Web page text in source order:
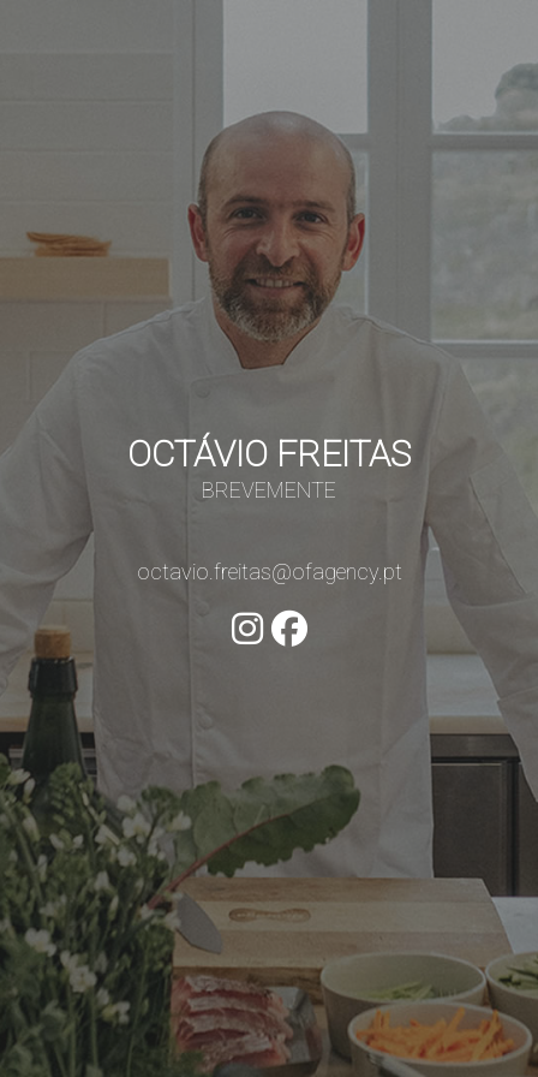
OCTÁVIO FREITAS
BREVEMENTE
octavio.freitas@ofagency.pt